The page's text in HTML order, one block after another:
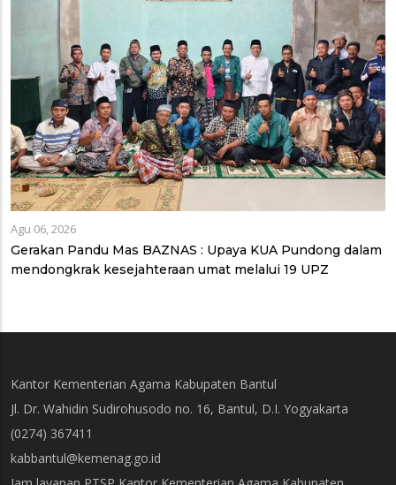
Agu 06, 2026
Gerakan Pandu Mas BAZNAS : Upaya KUA Pundong dalam
mendongkrak kesejahteraan umat melalui 19 UPZ
Kantor Kementerian Agama Kabupaten Bantul
Jl. Dr. Wahidin Sudirohusodo no. 16, Bantul, D.I. Yogyakarta
(0274) 367411
kabbantul@kemenag.go.id